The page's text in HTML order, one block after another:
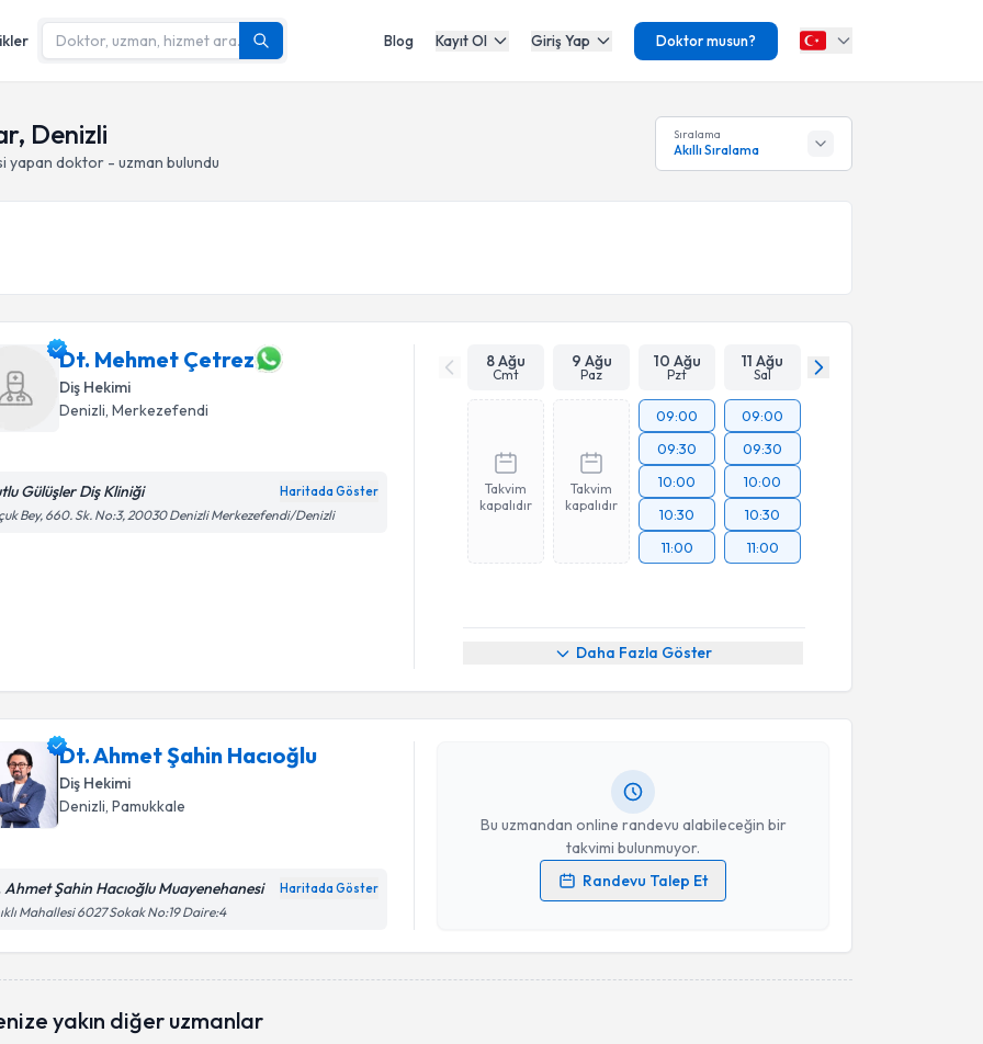
Blog Kayıt Ol Giriş Yap Doktor musun?
Denizli
yapan doktor - uzman bulundu
Sıralama
Akıllı Sıralama
Dt. Mehmet Çetrez
Diş Hekimi
Denizli, Merkezefendi
Gülüşler Diş Kliniği Haritada Göster
Bey, 660. Sk. No:3, 20030 Denizli Merkezefendi/Denizli
8 Ağu
Cmt
9 Ağu
Paz
10 Ağu
Pzt
11 Ağu
Sal
Takvim
kapalıdır
Takvim
kapalıdır
09:00
09:30
10:00
10:30
11:00
09:00
09:30
10:00
10:30
11:00
Daha Fazla Göster
Dt. Ahmet Şahin Hacıoğlu
Diş Hekimi
Denizli , Pamukkale
Ahmet Şahin Hacıoğlu Muayenehanesi Haritada Göster
Mahallesi 6027 Sokak No:19 Daire:4
Bu uzmandan online randevu alabileceğin bir
takvimi bulunmuyor.
Randevu Talep Et
Randevu Takvimi Talebi
Kişisel verilerimin işlenmesine ilişkinAydınlatma Metni
yakın diğer uzmanlar